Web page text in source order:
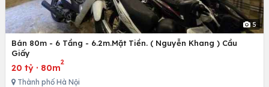
5
Bán 80m - 6 Tầng - 6.2m.Mặt Tiền. ( Nguyễn Khang ) Cầu
Giấy
20 tỷ · 80m
2
Thành phố Hà Nội